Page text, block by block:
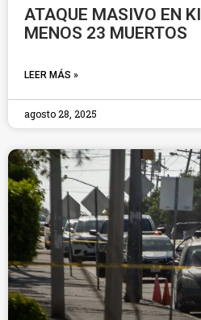
ATAQUE MASIVO EN
MENOS 23 MUERTOS
LEER MÁS »
agosto 28, 2025